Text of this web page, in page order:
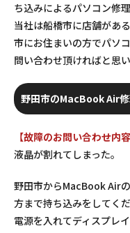
ち込みによるパソコン修
当社は船橋市に店舗があ
市にお住まいの方でパソ
問い合わせ頂ければと思い
野田市のMacBook Air
【故障のお問い合わせ内容
液晶が割れてしまった。
野田市からMacBook Air
方まで持ち込みをしてく
電源を入れてディスプレ